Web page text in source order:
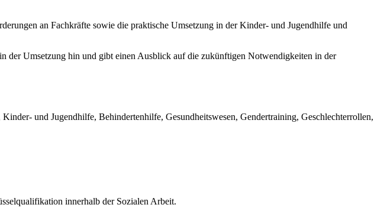
an Fachkräfte sowie die praktische Umsetzung in der Kinder- und Jugendhilfe und
der Umsetzung hin und gibt einen Ausblick auf die zukünftigen Notwendigkeiten in der
und Jugendhilfe, Behindertenhilfe, Gesundheitswesen, Gendertraining, Geschlechterrollen,
innerhalb der Sozialen Arbeit.